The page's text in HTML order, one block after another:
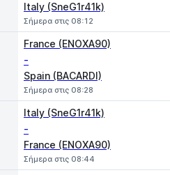
Italy (SneG1r41k)
Σήμερα στις 08:12
France (ENOXA90)
-
Spain (BACARDI)
Σήμερα στις 08:28
Italy (SneG1r41k)
-
France (ENOXA90)
Σήμερα στις 08:44